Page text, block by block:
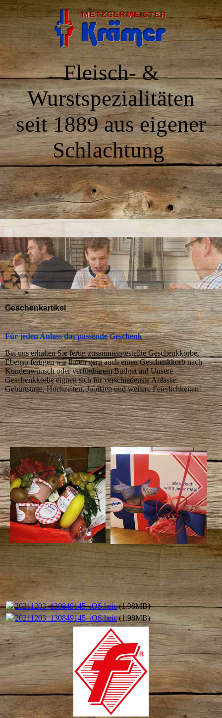
Fleisch- &
Wurstspezialitäten
seit 1889 aus eigener
Schlachtung
Geschenkartikel
Für jeden Anlass das passende Geschenk
Bei uns erhalten Sie fertig zusammengestellte Geschenkkörbe.
Ebenso fertigen wir Ihnen gern auch einen Geschenkkorb nach
Kundenwunsch oder verfügbarem Budget an! Unsere
Geschenkkörbe eignen sich für verschiedenste Anlässe:
Geburtstage, Hochzeiten, Jubiläen und weitere Feierlichkeiten!
20211203_130849145_iOS.heic(1.98MB)
20211203_130849145_iOS.heic(1.98MB)